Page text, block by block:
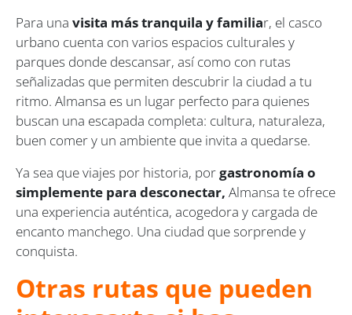
Para una visita más tranquila y familiar, el casco
urbano cuenta con varios espacios culturales y
parques donde descansar, así como con rutas
señalizadas que permiten descubrir la ciudad a tu
ritmo. Almansa es un lugar perfecto para quienes
buscan una escapada completa: cultura, naturaleza,
buen comer y un ambiente que invita a quedarse.
Ya sea que viajes por historia, porgastronomía o
simplemente para desconectar, Almansa te ofrece
una experiencia auténtica, acogedora y cargada de
encanto manchego. Una ciudad que sorprende y
conquista.
Otras rutas que pueden